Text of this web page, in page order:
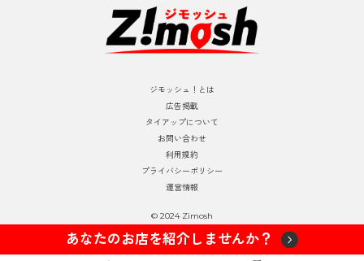
ジモッシュ！とは
広告掲載
タイアップについて
お問い合わせ
利用規約
プライバシーポリシー
運営情報
© 2024 Zimosh
あなたのお店を紹介しませんか？